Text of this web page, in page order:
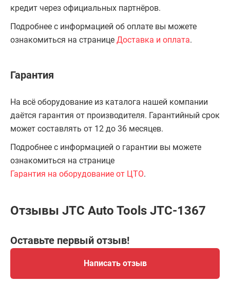
кредит через официальных партнёров.
Подробнее с информацией об оплате вы можете
ознакомиться на странице Доставка и оплата.
Гарантия
На всё оборудование из каталога нашей компании
даётся гарантия от производителя. Гарантийный срок
может составлять от 12 до 36 месяцев.
Подробнее с информацией о гарантии вы можете
ознакомиться на странице
Гарантия на оборудование от ЦТО.
Отзывы JTC Auto Tools JTC-1367
Оставьте первый отзыв!
Написать отзыв